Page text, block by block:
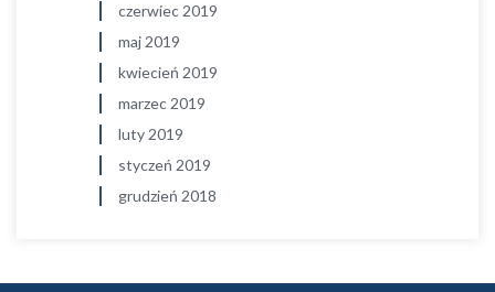
czerwiec 2019
maj 2019
kwiecień 2019
marzec 2019
luty 2019
styczeń 2019
grudzień 2018